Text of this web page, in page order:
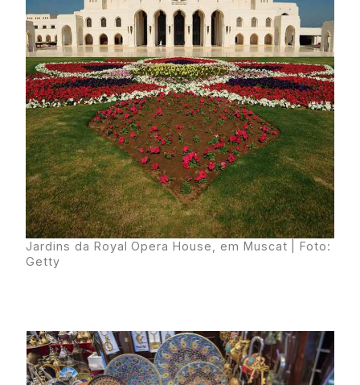
Jardins da Royal Opera House, em Muscat | Foto:
Getty